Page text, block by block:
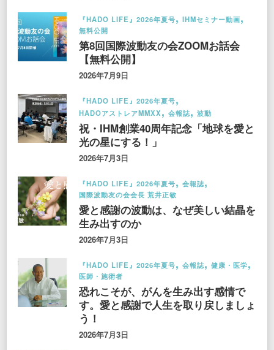
『HADO LIFE』2026年夏号
IHMセミナー動画
無料公開
第8回国際波動友の会ZOOMお話会
【無料公開】
2026年7月9日
『HADO LIFE』2026年夏号
HADOアストレアMMXX
会報誌 波動
祝・IHM創業40周年記念「地球を愛と
光の星にする！」
2026年7月3日
『HADO LIFE』2026年夏号
会報誌
国際波動友の会会長 荒井正敏
愛と感謝の波動は、なぜ美しい結晶を
生み出すのか
2026年7月3日
『HADO LIFE』2026年夏号 会報誌
健康・医学
医師・施術者
恐れこそが、がんを生み出す感情で
す。愛と感謝で人生を取り戻しましょ
う！
2026年7月3日